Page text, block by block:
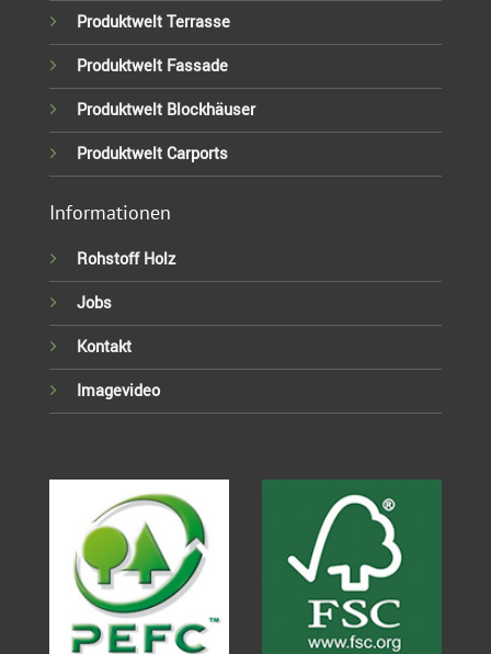
Produktwelt Terrasse
Produktwelt Fassade
Produktwelt Blockhäuser
Produktwelt Carports
Informationen
Rohstoff Holz
Jobs
Kontakt
Imagevideo